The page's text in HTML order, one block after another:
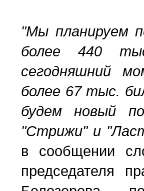
"Мы планируем
более 440
сегодняшний
более 67 тыс.
будем новый
"Стрижи" и
в сообщении
председателя